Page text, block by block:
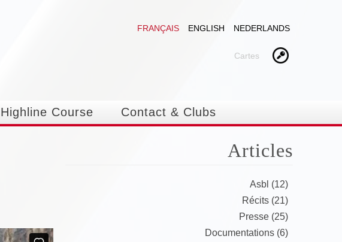
FRANÇAIS ENGLISH NEDERLANDS
Cartes
Highline Course Contact & Clubs
Articles
Asbl (12)
Récits (21)
Presse (25)
Documentations (6)